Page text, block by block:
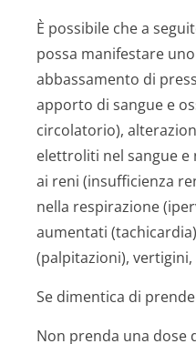
È possibile che a
possa manifestare
abbassamento di
apporto di sangue e
circolatorio),
elettroliti nel sangue
ai reni (insufficienza
nella respirazione
aumentati
(palpitazioni), vertigini,
Se dimentica di
Non prenda una dose